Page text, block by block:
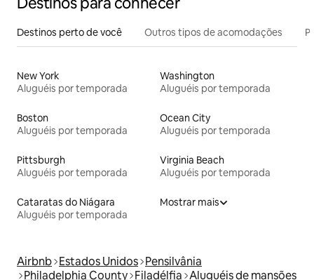
Destinos perto de você Outros tipos de acomodações
New York
Aluguéis por temporada
Washington
Aluguéis por temporada
Boston
Aluguéis por temporada
Ocean City
Aluguéis por temporada
Pittsburgh
Aluguéis por temporada
Virginia Beach
Aluguéis por temporada
Cataratas do Niágara
Aluguéis por temporada
Mostrar mais
Airbnb Estados Unidos Pensilvânia
Philadelphia County Filadélfia Aluguéis de mansões